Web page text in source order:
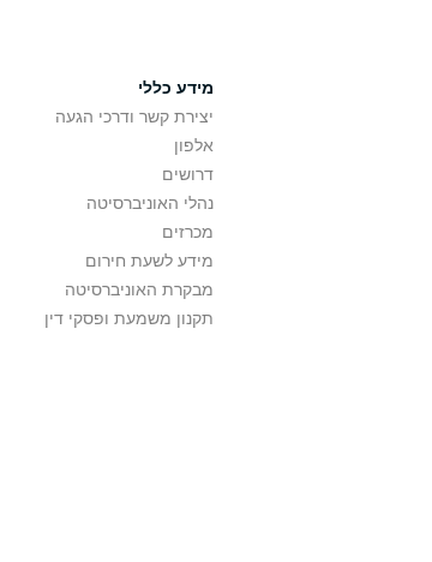
מידע כללי
יצירת קשר ודרכי הגעה
אלפון
דרושים
נהלי האוניברסיטה
מכרזים
מידע לשעת חירום
מבקרת האוניברסיטה
תקנון משמעת ופסקי דין